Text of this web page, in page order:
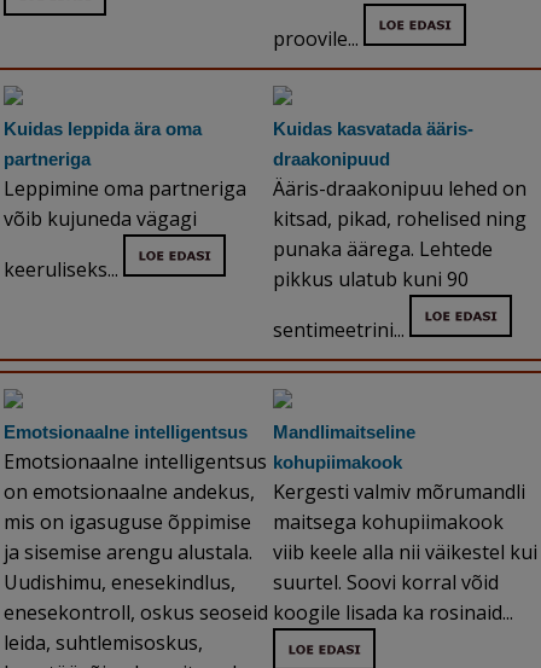
proovile...
Kuidas leppida ära oma
partneriga
Leppimine oma partneriga
võib kujuneda vägagi
keeruliseks...
Kuidas kasvatada ääris-
draakonipuud
Ääris-draakonipuu lehed on
kitsad, pikad, rohelised ning
punaka äärega. Lehtede
pikkus ulatub kuni 90
sentimeetrini...
Emotsionaalne intelligentsus
Emotsionaalne intelligentsus
on emotsionaalne andekus,
mis on igasuguse õppimise
ja sisemise arengu alustala.
Uudishimu, enesekindlus,
enesekontroll, oskus seoseid
leida, suhtlemisoskus,
Mandlimaitseline
kohupiimakook
Kergesti valmiv mõrumandli
maitsega kohupiimakook
viib keele alla nii väikestel kui
suurtel. Soovi korral võid
koogile lisada ka rosinaid...